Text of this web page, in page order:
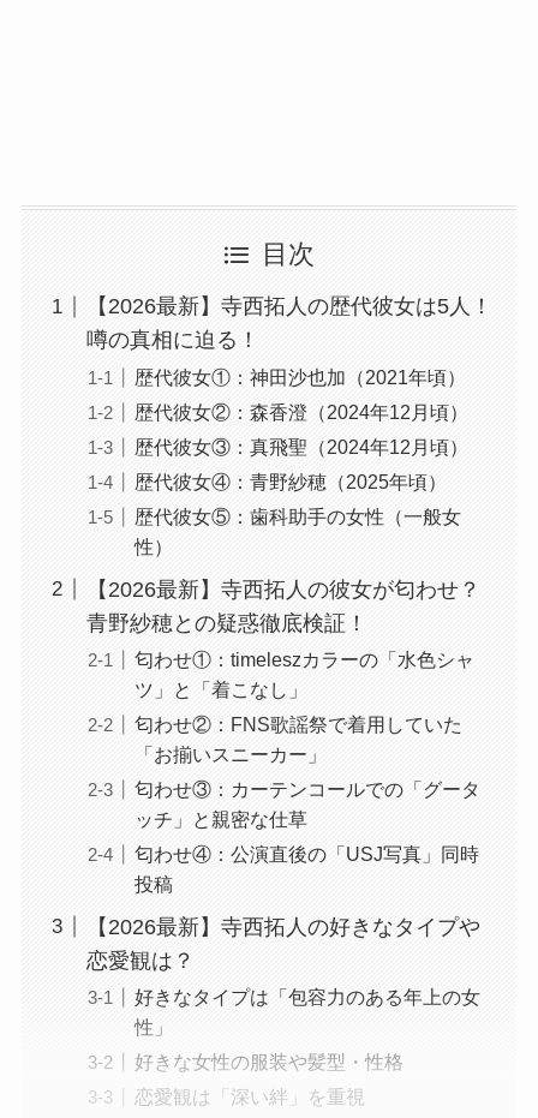
目次
【2026最新】寺西拓人の歴代彼女は5人！
噂の真相に迫る！
歴代彼女①：神田沙也加（2021年頃）
歴代彼女②：森香澄（2024年12月頃）
歴代彼女③：真飛聖（2024年12月頃）
歴代彼女④：青野紗穂（2025年頃）
歴代彼女⑤：歯科助手の女性（一般女
性）
【2026最新】寺西拓人の彼女が匂わせ？
青野紗穂との疑惑徹底検証！
匂わせ①：timeleszカラーの「水色シャ
ツ」と「着こなし」
匂わせ②：FNS歌謡祭で着用していた
「お揃いスニーカー」
匂わせ③：カーテンコールでの「グータ
ッチ」と親密な仕草
匂わせ④：公演直後の「USJ写真」同時
投稿
【2026最新】寺西拓人の好きなタイプや
恋愛観は？
好きなタイプは「包容力のある年上の女
性」
好きな女性の服装や髪型・性格
恋愛観は「深い絆」を重視